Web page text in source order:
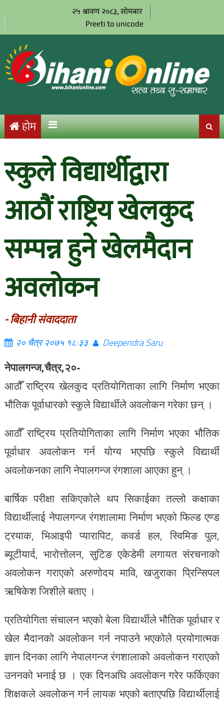
२५ श्रावण २०८३, सोमबार
Preeti to unicode
होम
स्कुले विद्यार्थीद्वारा
आठौं राष्ट्रिय खेलकुद
सम्पन्न हुने खेलमैदान
अवलोकन
- बिहानी संवाददाता
२० चैत्र २०७५ १८:३३ Deependra Saru
नेपालगन्ज,चैत्र,२०-
आठौँ राष्ट्रिय खेलकुद प्रतियोगिताका लागि निर्माण भएका
भौतिक पूर्वाधारको स्कुले विद्यार्थीले अवलोकन गरेका छन् ।
आठौँ राष्ट्रिय प्रतियोगिताका लागि निर्माण भएका भौतिक
पूर्वाधार अवलोकन गर्न योग्य भएपछि स्कुले विद्यार्थी
अवलोकनका लागि नेपालगन्ज रंगशाला आएका हुन् ।
बार्षिक परीक्षा सकिएकोले थप सिकाईका तल्लो कक्षाका
विद्यार्थीलाई नेपालगन्ज रंगशालामा निर्माण भएको फिल्ड एण्ड
ट्रयाक, भिआइपी प्यारापिट, कवर्ड हल, स्विमिङ पुल,
ब्यूटीयार्द, भारोत्तोलन, सुटिङ एकेडेमी लगायत संरचनाको
अवलोकन गराएको अरुणोदय मावि, खजुराका प्रिन्सिपल
ऋषिकेश जिशीले बताए ।
प्रतियोगिता संचालन भएको बेला विद्यार्थीले भौतिक पूर्वाधार र
खेल मैदानको अवलोकन गर्न नपाउने भएकोले प्रयोगात्मक
ज्ञान दिनका लागि नेपालगन्ज रंगशालाको अवलोकन गराएको
उननको भनाई छ । एक दिनअघि अवलोकन गरेर फर्किएका
शिक्षकले अवलोकन गर्न लायक भएको बताएपछि विद्यार्थीलाई